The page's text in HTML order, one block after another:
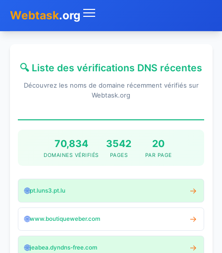
Webtask.org
Whois
SMS Gratuit
🔍 Liste des vérifications DNS récentes
Découvrez les noms de domaine récemment vérifiés sur
Webtask.org
70,834
DOMAINES VÉRIFIÉS
3542
PAGES
20
PAR PAGE
🌐pt.luns3.pt.lu →
🌐www.boutiqueweber.com →
🌐jeabea.dyndns-free.com →